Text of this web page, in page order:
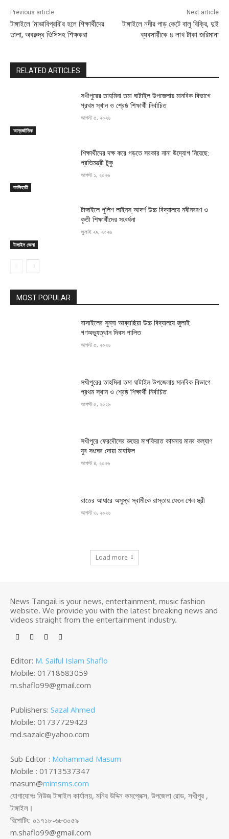
Previous article
টাঙ্গাইলে ‘মাভাবিপ্রবি’র হলে শিক্ষার্থীদের
তালা, অবরুদ্ধ ভিসিসহ শিক্ষকরা
Next article
টাঙ্গাইলে নদীর পাড় কেটে বালু বিক্রি, দুই
ব্যবসায়ীকে ৪ লাখ টাকা জরিমানা
RELATED ARTICLES
আন্তর্জাতিক
সখীপুরের তাহমিনা তমা ঘাটাইল উপজেলায় মানবিক বিভাগে
প্রথম স্থান ও শ্রেষ্ঠ শিক্ষার্থী নির্বাচিত
আগস্ট ৫, ২০২৬
কালিহাতী
শিক্ষার্থীদের দক্ষ করে গড়তে সরকার নানা উদ্যোগ নিয়েছে:
প্রতিমন্ত্রী টুকু
আগস্ট ১, ২০২৬
টাঙ্গাইল জেলা
টাঙ্গাইলে পুলিশ লাইনস্ আদর্শ উচ্চ বিদ্যালয়ে নবীনবরণ ও
কৃতী শিক্ষার্থীদের সংবর্ধনা
জুলাই ২৯, ২০২৬
MOST POPULAR
বাসাইলের সুন্না আব্বাছিয়া উচ্চ বিদ্যালয়ে জুলাই
গণঅভ্যুত্থান দিবস পালিত
আগস্ট ৫, ২০২৬
সখীপুরের তাহমিনা তমা ঘাটাইল উপজেলায় মানবিক বিভাগে
প্রথম স্থান ও শ্রেষ্ঠ শিক্ষার্থী নির্বাচিত
আগস্ট ৫, ২০২৬
সখীপুরে ফেরদৌসের রুহের মাগফিরাত কামনায় মানব কল্যাণ
যুব সংঘের দোয়া মাহফিল
আগস্ট ৪, ২০২৬
রাতের আধারে অসুস্থ স্বামীকে রাস্তায় ফেলে গেল স্ত্রী
আগস্ট ৩, ২০২৬
Load more
News Tangail is your news, entertainment, music fashion
website. We provide you with the latest breaking news and
videos straight from the entertainment industry.
Editor: M. Saiful Islam Shaflo
Mobile: 01718683059
m.shaflo99@gmail.com
Publishers: Sazal Ahmed
Mobile: 01737729423
md.sazalc@yahoo.com
Sub Editor : Mohammad Masum
Mobile : 01713537347
masum@mimsms.com
যোগাযোগঃ নিউজ টাঙ্গাইল কার্যালয়, মনির উদ্দিন কমপ্লেক্স, উপজেলা রোড, সখীপুর ,
টাঙ্গাইল।
রিপোটিং: ০১৭১৮-৬৮৩০৫৯
m.shaflo99@gmail.com